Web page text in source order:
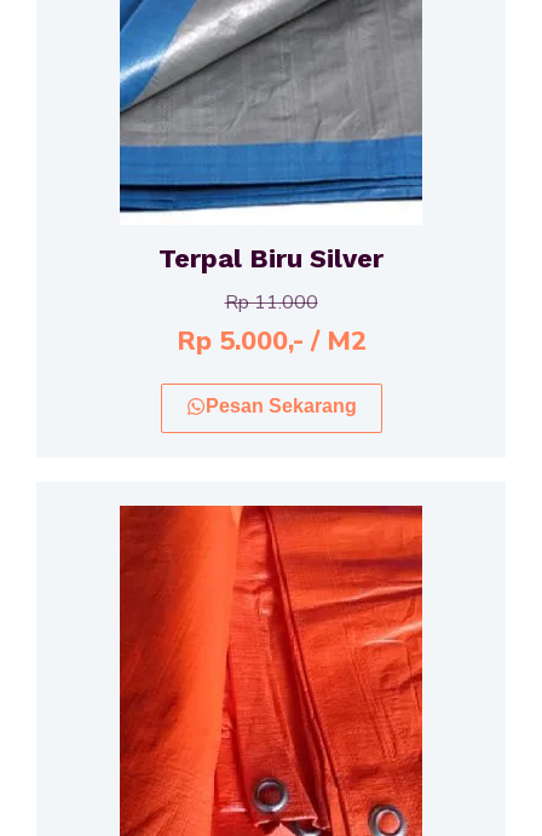
Terpal Biru Silver
Rp 11.000
Rp 5.000,- / M2
Pesan Sekarang